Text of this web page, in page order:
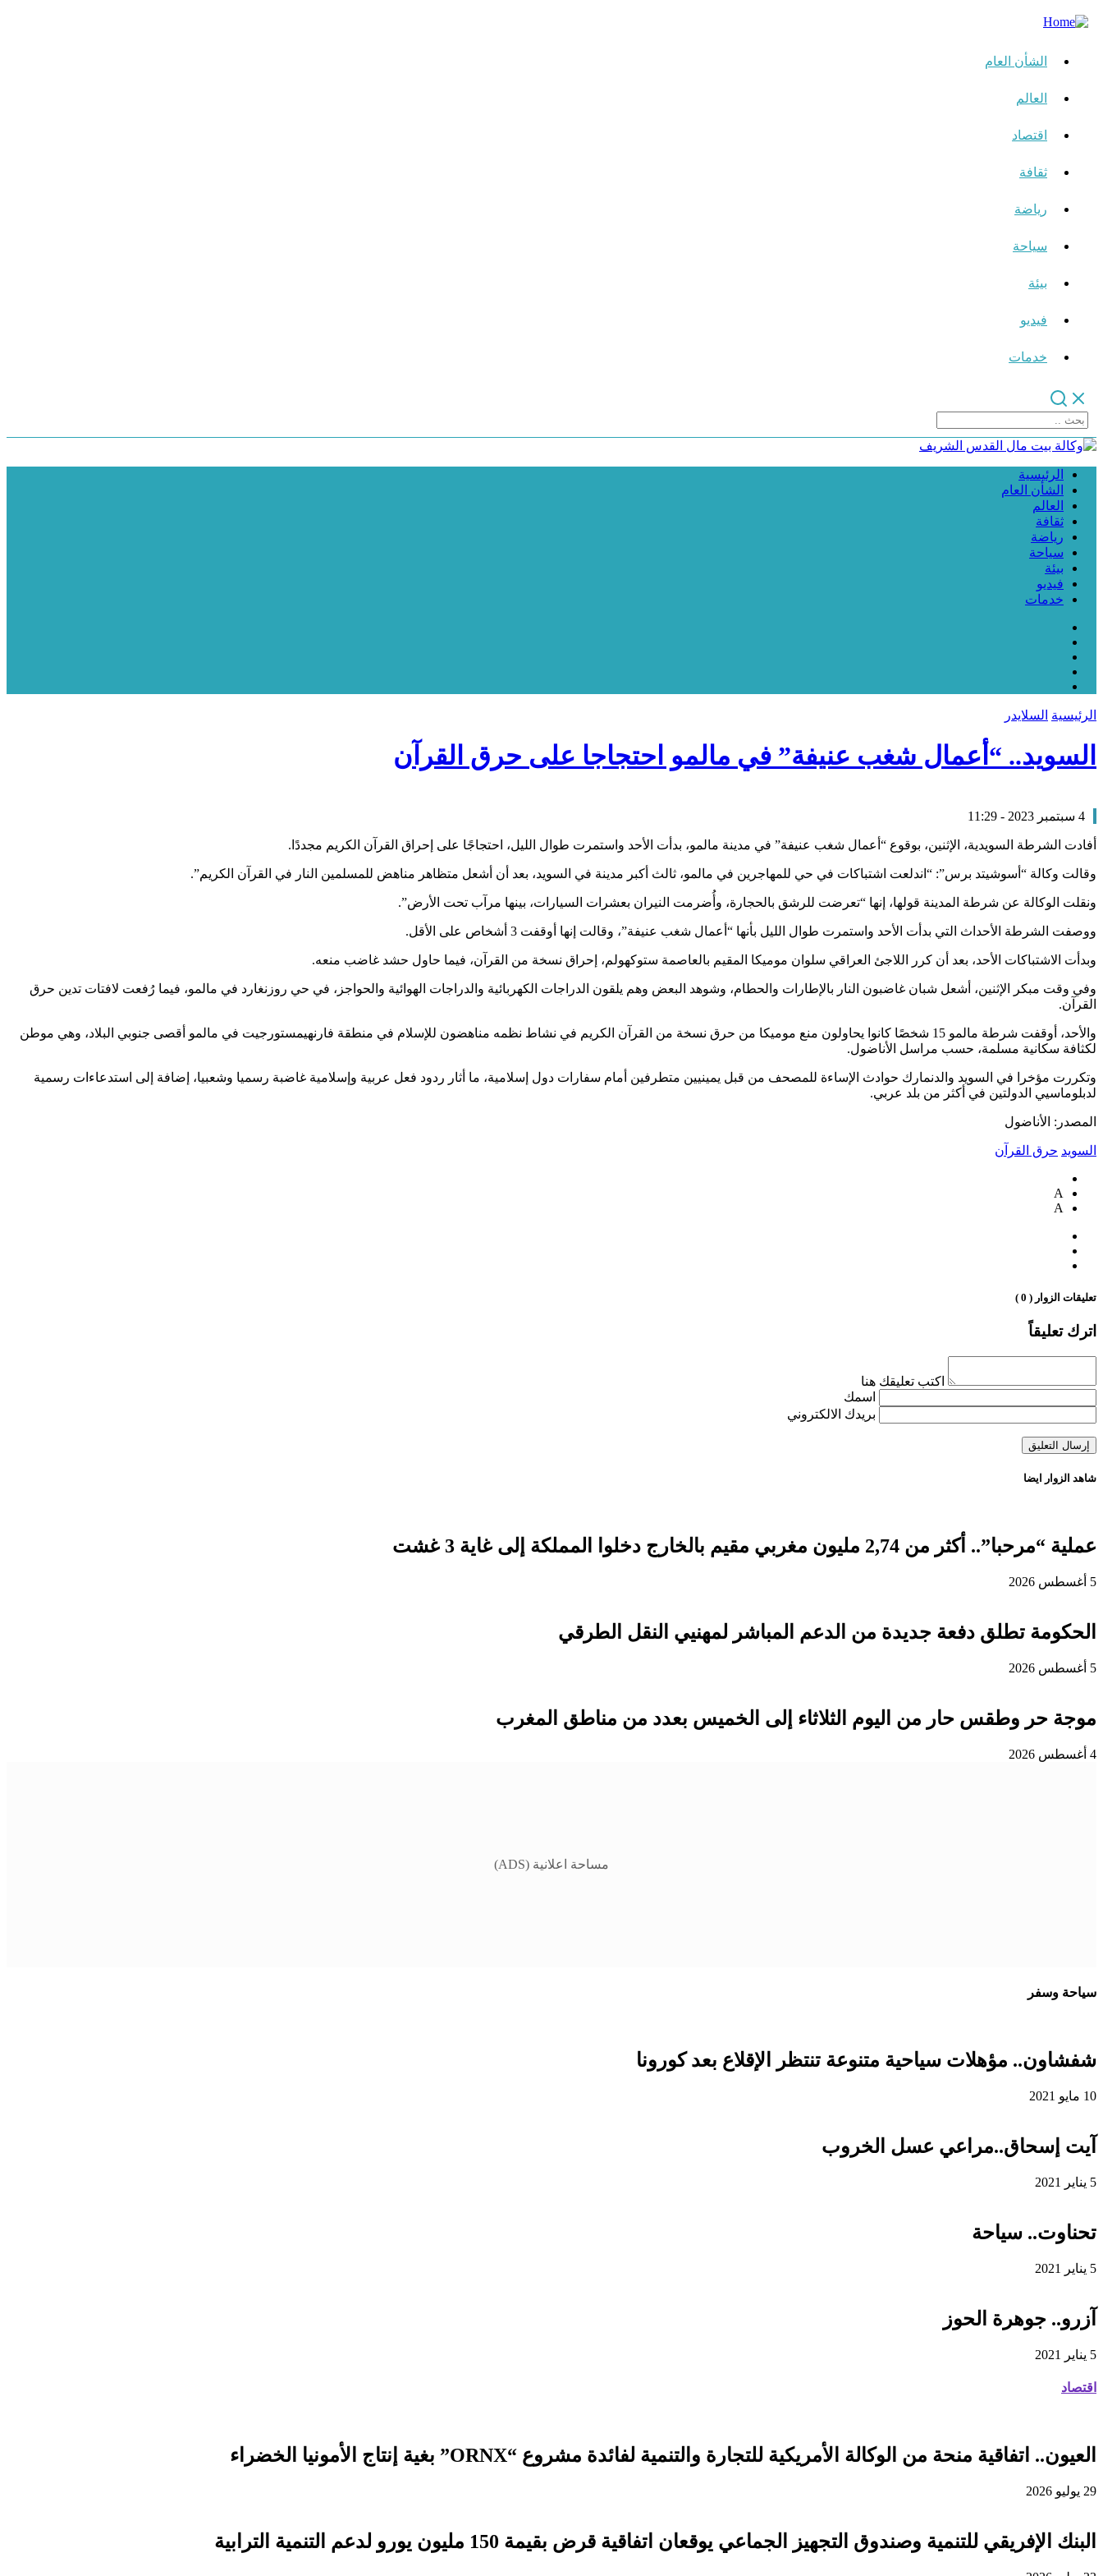
الشأن العام
العالم
اقتصاد
ثقافة
رياضة
سياحة
بيئة
فيديو
خدمات
الرئيسية
الشأن العام
العالم
ثقافة
رياضة
سياحة
بيئة
فيديو
خدمات
الرئيسية السلايدر
السويد.. “أعمال شغب عنيفة” في مالمو احتجاجا على حرق القرآن
4 سبتمبر 2023 - 11:29
أفادت الشرطة السويدية، الإثنين، بوقوع “أعمال شغب عنيفة” في مدينة مالمو، بدأت الأحد واستمرت طوال الليل، احتجاجًا على إحراق القرآن الكريم مجددًا.
وقالت وكالة “أسوشيتد برس”: “اندلعت اشتباكات في حي للمهاجرين في مالمو، ثالث أكبر مدينة في السويد، بعد أن أشعل متظاهر مناهض للمسلمين النار في القرآن الكريم”.
ونقلت الوكالة عن شرطة المدينة قولها، إنها “تعرضت للرشق بالحجارة، وأُضرمت النيران بعشرات السيارات، بينها مرآب تحت الأرض”.
ووصفت الشرطة الأحداث التي بدأت الأحد واستمرت طوال الليل بأنها “أعمال شغب عنيفة”، وقالت إنها أوقفت 3 أشخاص على الأقل.
وبدأت الاشتباكات الأحد، بعد أن كرر اللاجئ العراقي سلوان موميكا المقيم بالعاصمة ستوكهولم، إحراق نسخة من القرآن، فيما حاول حشد غاضب منعه.
وفي وقت مبكر الإثنين، أشعل شبان غاضبون النار بالإطارات والحطام، وشوهد البعض وهم يلقون الدراجات الكهربائية والدراجات الهوائية والحواجز، في حي روزنغارد في مالمو، فيما رُفعت لافتات تدين حرق
القرآن.
والأحد، أوقفت شرطة مالمو 15 شخصًا كانوا يحاولون منع موميكا من حرق نسخة من القرآن الكريم في نشاط نظمه مناهضون للإسلام في منطقة فارنهيمستورجيت في مالمو أقصى جنوبي البلاد، وهي موطن
لكثافة سكانية مسلمة، حسب مراسل الأناضول.
وتكررت مؤخرا في السويد والدنمارك حوادث الإساءة للمصحف من قبل يمينيين متطرفين أمام سفارات دول إسلامية، ما أثار ردود فعل عربية وإسلامية غاضبة رسميا وشعبيا، إضافة إلى استدعاءات رسمية
لدبلوماسيي الدولتين في أكثر من بلد عربي.
المصدر: الأناضول
السويد حرق القرآن
A
A
تعليقات الزوار ( 0 )
اترك تعليقاً
اكتب تعليقك هنا
اسمك
بريدك الالكتروني
شاهد الزوار ايضا
عملية “مرحبا”.. أكثر من 2,74 مليون مغربي مقيم بالخارج دخلوا المملكة إلى غاية 3 غشت
5 أغسطس 2026
الحكومة تطلق دفعة جديدة من الدعم المباشر لمهنيي النقل الطرقي
5 أغسطس 2026
موجة حر وطقس حار من اليوم الثلاثاء إلى الخميس بعدد من مناطق المغرب
4 أغسطس 2026
مساحة اعلانية (ADS)
سياحة وسفر
شفشاون.. مؤهلات سياحية متنوعة تنتظر الإقلاع بعد كورونا
10 مايو 2021
آيت إسحاق..مراعي عسل الخروب
5 يناير 2021
تحناوت.. سياحة
5 يناير 2021
آزرو.. جوهرة الحوز
5 يناير 2021
اقتصاد
العيون.. اتفاقية منحة من الوكالة الأمريكية للتجارة والتنمية لفائدة مشروع “ORNX” بغية إنتاج الأمونيا الخضراء
29 يوليو 2026
البنك الإفريقي للتنمية وصندوق التجهيز الجماعي يوقعان اتفاقية قرض بقيمة 150 مليون يورو لدعم التنمية الترابية